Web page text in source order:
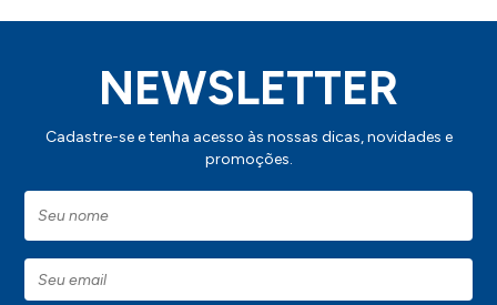
NEWSLETTER
Cadastre-se e tenha acesso às nossas dicas, novidades e
promoções.